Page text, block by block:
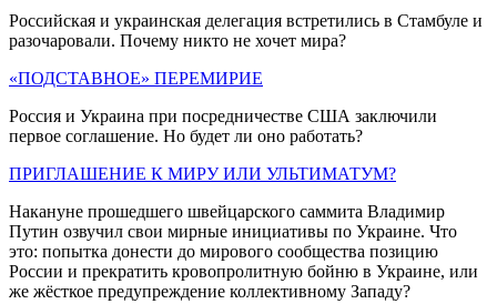
Российская и украинская делегация встретились в Стамбуле и
разочаровали. Почему никто не хочет мира?
«ПОДСТАВНОЕ» ПЕРЕМИРИЕ
Россия и Украина при посредничестве США заключили
первое соглашение. Но будет ли оно работать?
ПРИГЛАШЕНИЕ К МИРУ ИЛИ УЛЬТИМАТУМ?
Накануне прошедшего швейцарского саммита Владимир
Путин озвучил свои мирные инициативы по Украине. Что
это: попытка донести до мирового сообщества позицию
России и прекратить кровопролитную бойню в Украине, или
же жёсткое предупреждение коллективному Западу?